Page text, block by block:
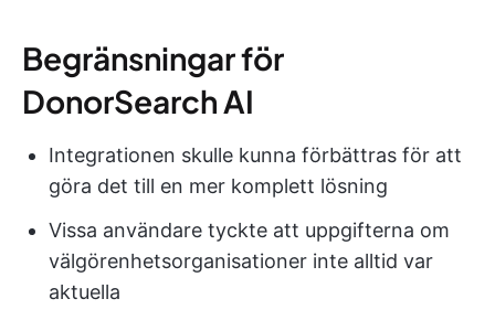
Begränsningar för
DonorSearch AI
Integrationen skulle kunna förbättras för att
göra det till en mer komplett lösning
Vissa användare tyckte att uppgifterna om
välgörenhetsorganisationer inte alltid var
aktuella